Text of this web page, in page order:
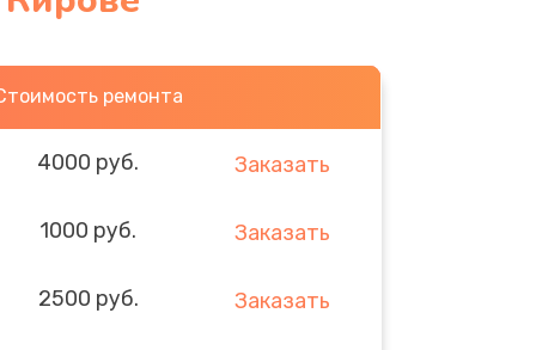
ремонта
4000 руб. Заказать
1000 руб. Заказать
2500 руб. Заказать